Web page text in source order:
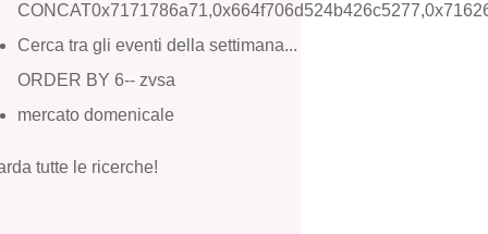
Cerca tra gli eventi della settimana...
ORDER BY 6-- zvsa
mercato domenicale
tutte le ricerche!